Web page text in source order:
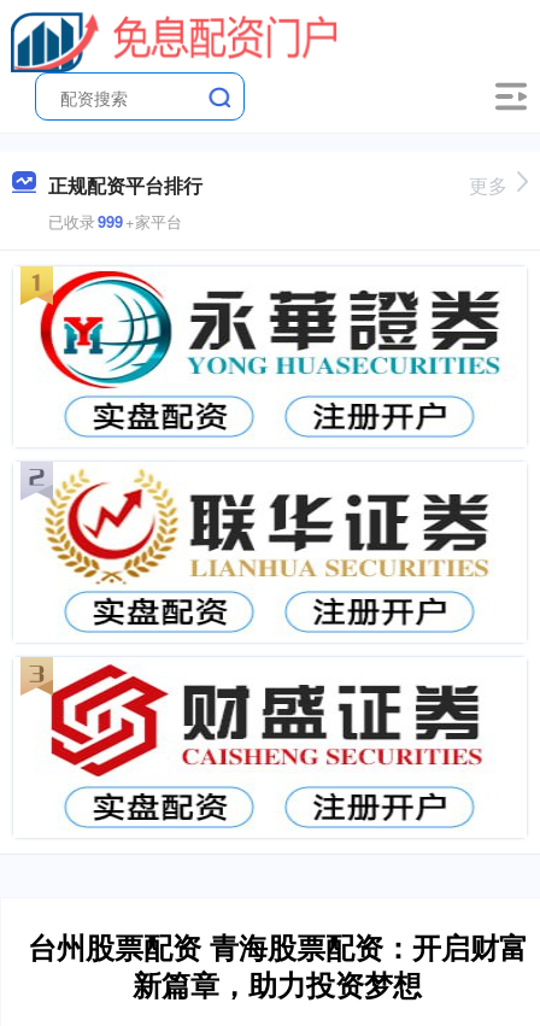
正规配资平台排行
已收录999+家平台
更多
台州股票配资 青海股票配资：开启财富
新篇章，助力投资梦想